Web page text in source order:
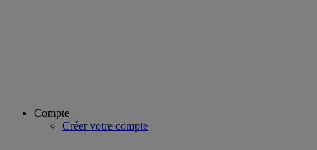
Compte
Créer votre compte